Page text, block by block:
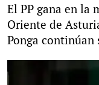
El PP gana en la
Oriente de
Ponga continúan